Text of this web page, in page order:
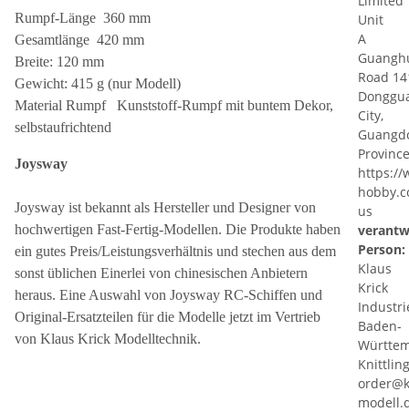
Rumpf-Länge 360 mm
Gesamtlänge 420 mm
Breite: 120 mm
Gewicht: 415 g (nur Modell)
Material Rumpf Kunststoff-Rumpf mit buntem Dekor,
selbstaufrichtend
Joysway
Joysway ist bekannt als Hersteller und Designer von
hochwertigen Fast-Fertig-Modellen. Die Produkte haben
ein gutes Preis/Leistungsverhältnis und stechen aus dem
sonst üblichen Einerlei von chinesischen Anbietern
heraus. Eine Auswahl von Joysway RC-Schiffen und
Original-Ersatzteilen für die Modelle jetzt im Vertrieb
von Klaus Krick Modelltechnik.
Unit
A
Road
City,
https://
us
Person:
Klaus
Krick
Baden-